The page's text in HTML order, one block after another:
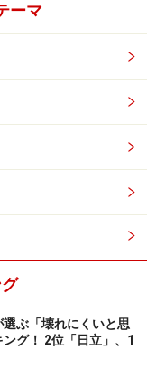
ーマ
選ぶ「壊れにくいと思
グ！ 2位「日立」、1